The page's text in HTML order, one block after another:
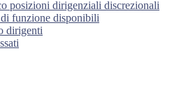
posizioni dirigenziali discrezionali
funzione disponibili
dirigenti